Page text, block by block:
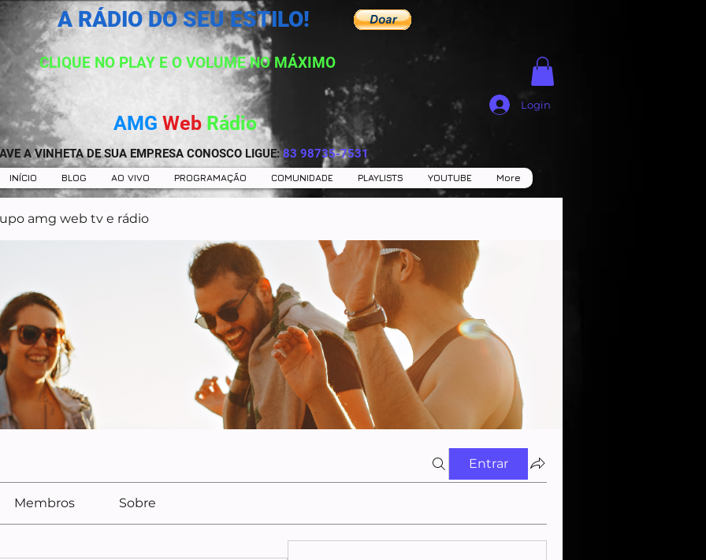
CLIQUE NO PLAY E O VOLUME NO MÁXIMO
AMG Web Rádio
A VINHETA DE SUA EMPRESA CONOSCO LIGUE:83 98735-7531
A RÁDIO DO SEU ESTILO!
Login
INÍCIO BLOG AO VIVO PROGRAMAÇÃO COMUNIDADE PLAYLISTS YOUTUBE More
amg web tv e rádio
Entrar
Membros Sobre